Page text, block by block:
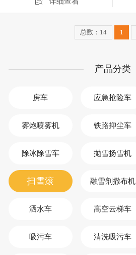
总数：14 1
产品分类
房车 应急抢险车
雾炮喷雾机 铁路抑尘车
除冰除雪车 抛雪扬雪机
扫雪滚 融雪剂撒布机
洒水车 高空云梯车
吸污车 清洗吸污车